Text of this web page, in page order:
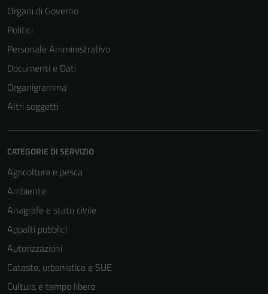
Organi di Governo
Politici
Personale Amministrativo
Documenti e Dati
Organigramma
Altri soggetti
CATEGORIE DI SERVIZIO
Agricoltura e pesca
Ambiente
Anagrafe e stato civile
Appalti pubblici
Autorizzazioni
Catasto, urbanistica e SUE
Cultura e tempo libero